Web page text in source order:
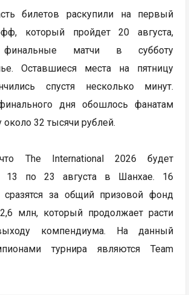
билетов раскупили на первый
который пройдет 20 августа,
матчи в субботу
Оставшиеся места на пятницу
спустя несколько минут.
дня обошлось фанатам
32 тысячи рублей.
The International 2026 будет
13 по 23 августа в Шанхае. 16
сразятся за общий призовой фонд
млн, который продолжает расти
компендиума. На данный
турнира являются Team